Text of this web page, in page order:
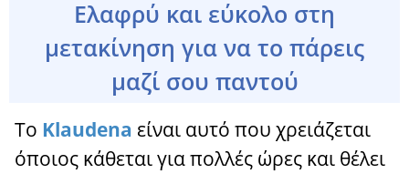
Ελαφρύ και εύκολο στη
μετακίνηση για να το πάρεις
μαζί σου παντού
Το Klaudena είναι αυτό που χρειάζεται
όποιος κάθεται για πολλές ώρες και θέλει